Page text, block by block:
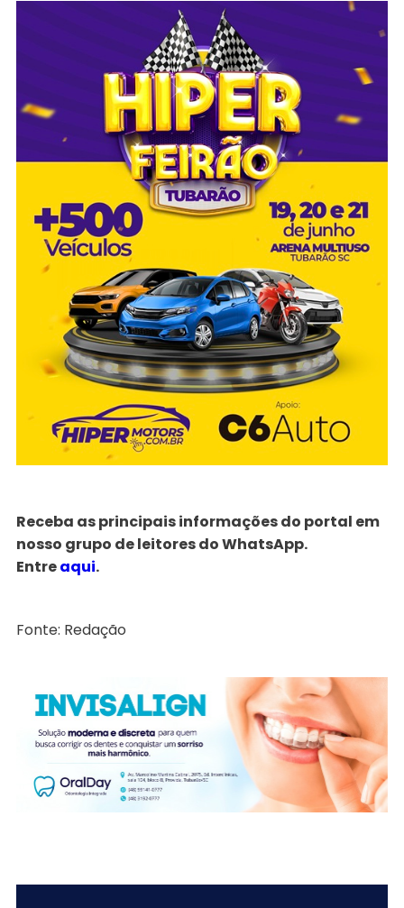
Receba as principais informações do portal em
nosso grupo de leitores do WhatsApp.
Entreaqui.
Fonte: Redação